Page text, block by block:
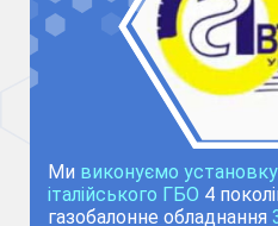
Ми виконуємо установку
італійського ГБО 4
газобалонне обладнання